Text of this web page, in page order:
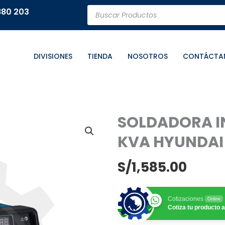
203 Búsqueda
de
productos
DIVISIONES TIENDA NOSOTROS
SOLDADORA
KVA
S/1,585.00
Cotizaciones Online
Cotiza tu producto